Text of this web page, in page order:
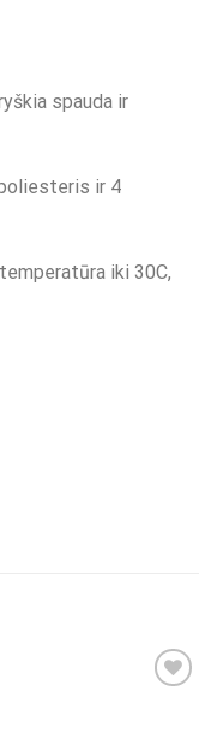
spauda ir
ir 4
iki 30C,